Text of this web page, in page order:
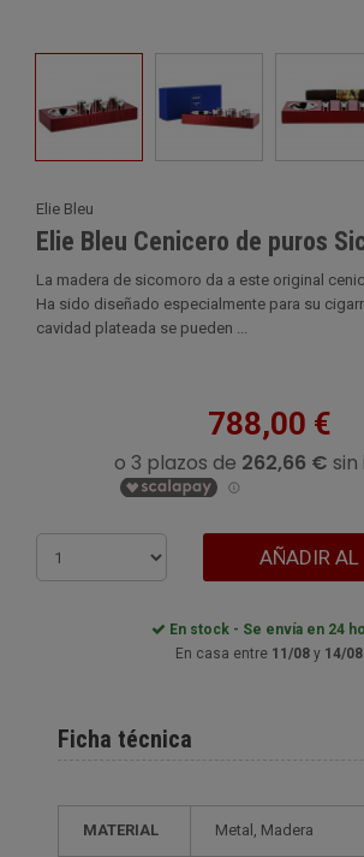
Elie Bleu
Elie Bleu Cenicero de puros
La madera de sicomoro da a este original
Ha sido diseñado especialmente para su
cavidad plateada se pueden ...
788,00 €
AÑADIR AL
En stock - Se envía en 24
En casa entre 11/08 y 14/08
Ficha técnica
MATERIAL Metal, Madera